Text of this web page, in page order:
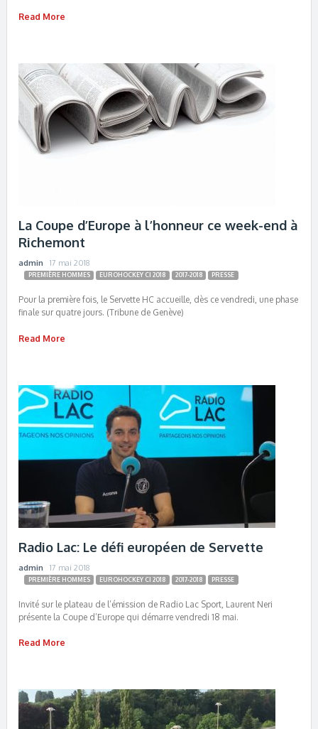
Read More
La Coupe d’Europe à l’honneur ce week-end à
Richemont
admin 17 mai 2018
PREMIÈRE HOMMES EUROHOCKEY CI 2018 2017-2018 PRESSE
Pour la première fois, le Servette HC accueille, dès ce vendredi, une phase
finale sur quatre jours. (Tribune de Genève)
Read More
Radio Lac: Le défi européen de Servette
admin 17 mai 2018
PREMIÈRE HOMMES EUROHOCKEY CI 2018 2017-2018 PRESSE
Invité sur le plateau de l’émission de Radio Lac Sport, Laurent Neri
présente la Coupe d’Europe qui démarre vendredi 18 mai.
Read More